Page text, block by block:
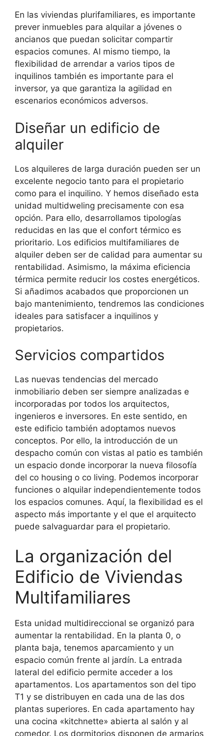
En las viviendas plurifamiliares, es importante
prever inmuebles para alquilar a jóvenes o
ancianos que puedan solicitar compartir
espacios comunes. Al mismo tiempo, la
flexibilidad de arrendar a varios tipos de
inquilinos también es importante para el
inversor, ya que garantiza la agilidad en
escenarios económicos adversos.
Diseñar un edificio de
alquiler
Los alquileres de larga duración pueden ser un
excelente negocio tanto para el propietario
como para el inquilino. Y hemos diseñado esta
unidad multidweling precisamente con esa
opción. Para ello, desarrollamos tipologías
reducidas en las que el confort térmico es
prioritario. Los edificios multifamiliares de
alquiler deben ser de calidad para aumentar su
rentabilidad. Asimismo, la máxima eficiencia
térmica permite reducir los costes energéticos.
Si añadimos acabados que proporcionen un
bajo mantenimiento, tendremos las condiciones
ideales para satisfacer a inquilinos y
propietarios.
Servicios compartidos
Las nuevas tendencias del mercado
inmobiliario deben ser siempre analizadas e
incorporadas por todos los arquitectos,
ingenieros e inversores. En este sentido, en
este edificio también adoptamos nuevos
conceptos. Por ello, la introducción de un
despacho común con vistas al patio es también
un espacio donde incorporar la nueva filosofía
del co housing o co living. Podemos incorporar
funciones o alquilar independientemente todos
los espacios comunes. Aquí, la flexibilidad es el
aspecto más importante y el que el arquitecto
puede salvaguardar para el propietario.
La organización del
Edificio de Viviendas
Multifamiliares
Esta unidad multidireccional se organizó para
aumentar la rentabilidad. En la planta 0, o
planta baja, tenemos aparcamiento y un
espacio común frente al jardín. La entrada
lateral del edificio permite acceder a los
apartamentos. Los apartamentos son del tipo
T1 y se distribuyen en cada una de las dos
plantas superiores. En cada apartamento hay
una cocina «kitchnette» abierta al salón y al
comedor. Los dormitorios disponen de armarios